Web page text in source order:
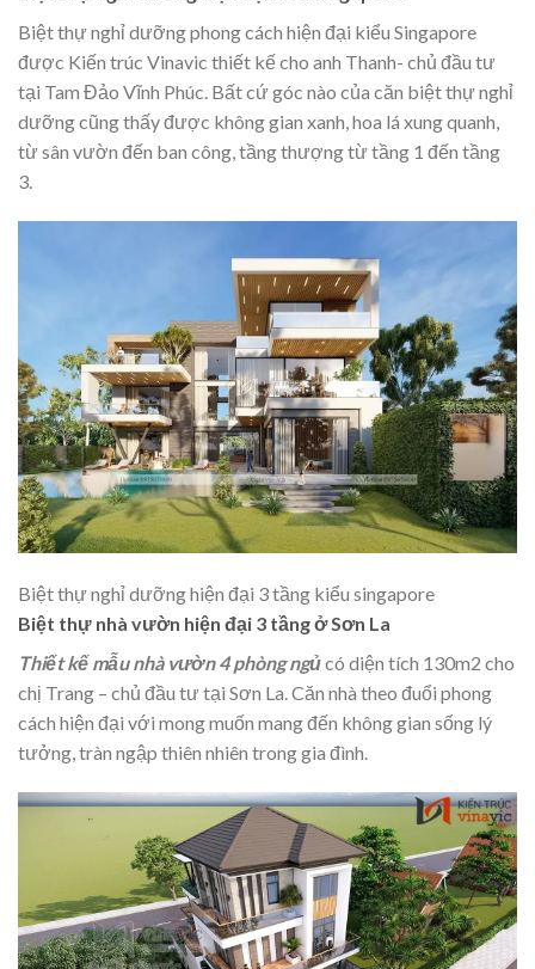
Biệt thự nghỉ dưỡng phong cách hiện đại kiểu Singapore
được Kiến trúc Vinavic thiết kế cho anh Thanh- chủ đầu tư
tại Tam Đảo Vĩnh Phúc. Bất cứ góc nào của căn biệt thự nghỉ
dưỡng cũng thấy được không gian xanh, hoa lá xung quanh,
từ sân vườn đến ban công, tầng thượng từ tầng 1 đến tầng
3.
Biệt thự nghỉ dưỡng hiện đại 3 tầng kiểu singapore
Biệt thự nhà vườn hiện đại 3 tầng ở Sơn La
Thiết kế mẫu nhà vườn 4 phòng ngủcó diện tích 130m2 cho
chị Trang – chủ đầu tư tại Sơn La. Căn nhà theo đuổi phong
cách hiện đại với mong muốn mang đến không gian sống lý
tưởng, tràn ngập thiên nhiên trong gia đình.